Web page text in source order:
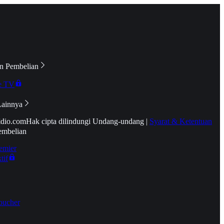
Pembelian
TV
Hak cipta dilindungi Undang-undang | Syarat & Ketentuan